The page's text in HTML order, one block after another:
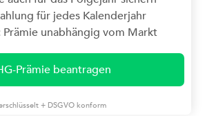
für jedes Kalenderjahr
Prämie unabhängig vom Markt
Prämie beantragen
+ DSGVO konform